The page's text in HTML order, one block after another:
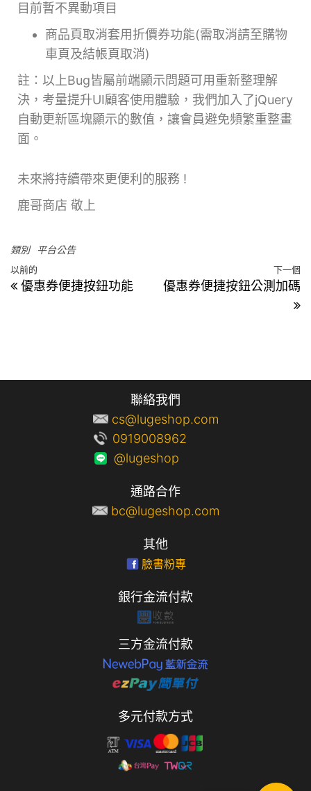
目前暫不異動項目
商品頁取消套用折價券功能(需取消請至購物
車頁及結帳頁取消)
註：以上Bug皆屬前端顯示問題可用重新整理解
決，考量提升UI顧客使用體驗，我們加入了jQuery
自動更新區塊顯示的數值，讓會員避免頻繁重整畫
面。
未來將持續帶來更便利的服務 !
鹿哥商店 敬上
類別 平台公告
以前的
優惠券便捷按鈕功能
下一個
優惠券便捷按鈕公測加碼
聯絡我們
cs@lugeshop.com
0919008962
@lugeshop
通路合作
bc@lugeshop.com
其他
臉書粉專
銀行金流付款
三方金流付款
多元付款方式